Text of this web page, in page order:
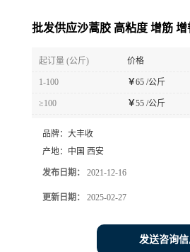
批发供应沙蒿胶 高粘度 增筋 增
起订量 (公斤) 价格
1-100 ￥65 /公斤
≥100 ￥55 /公斤
品牌： 大丰收
产地： 中国 西安
发布日期： 2021-12-16
更新日期： 2025-02-27
发送咨询信